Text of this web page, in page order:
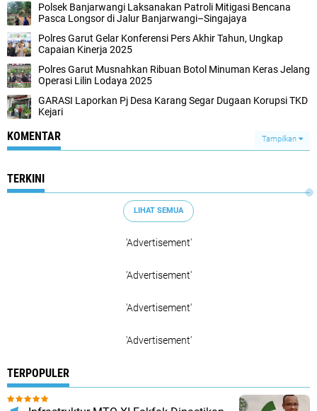
Polsek Banjarwangi Laksanakan Patroli Mitigasi Bencana
Pasca Longsor di Jalur Banjarwangi–Singajaya
Polres Garut Gelar Konferensi Pers Akhir Tahun, Ungkap
Capaian Kinerja 2025
Polres Garut Musnahkan Ribuan Botol Minuman Keras Jelang
Operasi Lilin Lodaya 2025
GARASI Laporkan Pj Desa Karang Segar Dugaan Korupsi TKD
Kejari ‎
KOMENTAR Tampilkan
TERKINI
LIHAT SEMUA
'Advertisement'
'Advertisement'
'Advertisement'
'Advertisement'
TERPOPULER